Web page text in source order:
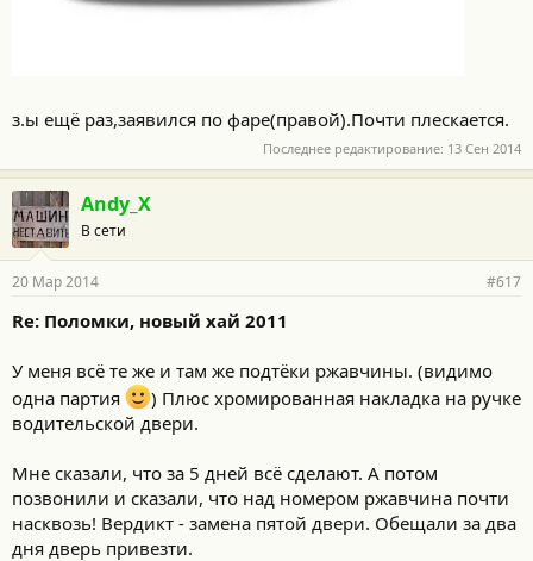
з.ы ещё раз,заявился по фаре(правой).Почти плескается.
Последнее редактирование: 13 Сен 2014
Andy_X
В сети
20 Мар 2014 #617
Re: Поломки, новый хай 2011
У меня всё те же и там же подтёки ржавчины. (видимо
одна партия
) Плюс хромированная накладка на ручке
водительской двери.
Мне сказали, что за 5 дней всё сделают. А потом
позвонили и сказали, что над номером ржавчина почти
насквозь! Вердикт - замена пятой двери. Обещали за два
дня дверь привезти.